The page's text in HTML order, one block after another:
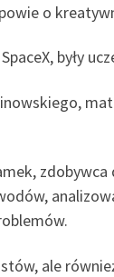
o
były
ale